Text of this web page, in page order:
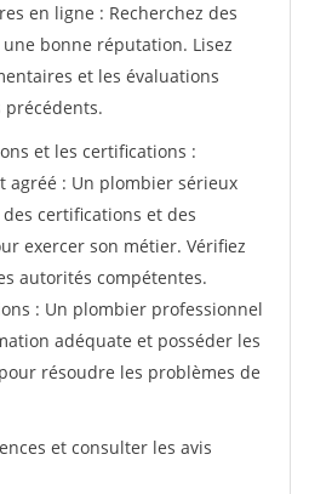
en ligne : Recherchez des
bonne réputation. Lisez
et les évaluations
précédents.
et les certifications :
agréé : Un plombier sérieux
certifications et des
exercer son métier. Vérifiez
autorités compétentes.
: Un plombier professionnel
adéquate et posséder les
résoudre les problèmes de
et consulter les avis